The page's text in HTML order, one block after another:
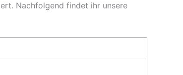
Nachfolgend findet ihr unsere